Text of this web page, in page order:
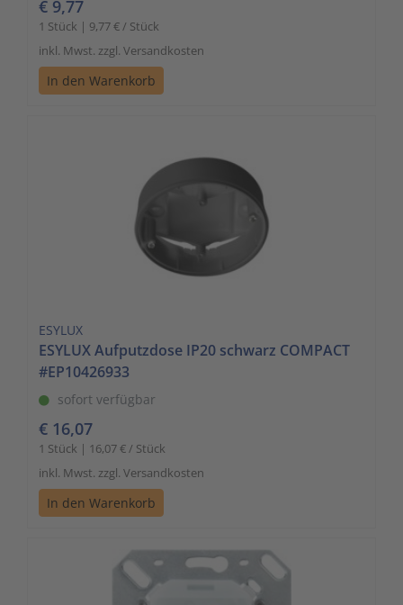
€ 9,77
1 Stück | 9,77 € / Stück
inkl. Mwst. zzgl. Versandkosten
In den Warenkorb
ESYLUX
ESYLUX Aufputzdose IP20 schwarz COMPACT
#EP10426933
sofort verfügbar
€ 16,07
1 Stück | 16,07 € / Stück
inkl. Mwst. zzgl. Versandkosten
In den Warenkorb